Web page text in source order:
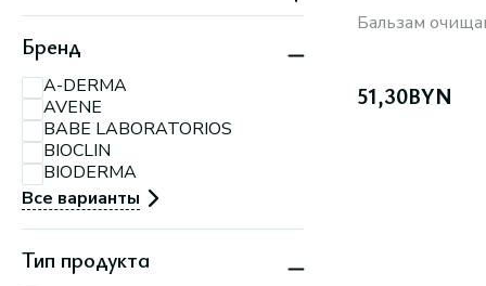
МКАД
Партизанский, 150А
Партизанский, 79
Минск, ул.
П.Мстиславца, 11
Минск, ул. Притыцкого,
156
Минск, ул. Тимирязева,
74 А
Бренд
A-DERMA
AVENE
BABE LABORATORIOS
BIOCLIN
BIODERMA
Все варианты
Тип продукта
Бальзам
51,30BYN